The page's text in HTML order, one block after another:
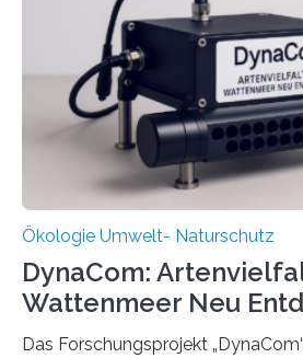
Ökologie Umwelt- Naturschutz
DynaCom:
Wattenmeer Neu
Das Forschungsprojekt